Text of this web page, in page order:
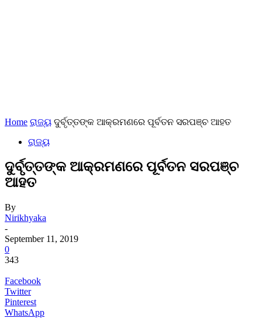
Home ରାଜ୍ୟ ଦୁର୍ବୃତ୍ତଙ୍କ ଆକ୍ରମଣରେ ପୂର୍ବତନ ସରପଞ୍ଚ ଆହତ
ରାଜ୍ୟ
ଦୁର୍ବୃତ୍ତଙ୍କ ଆକ୍ରମଣରେ ପୂର୍ବତନ ସରପଞ୍ଚ
ଆହତ
By
Nirikhyaka
-
September 11, 2019
0
343
Facebook
Twitter
Pinterest
WhatsApp